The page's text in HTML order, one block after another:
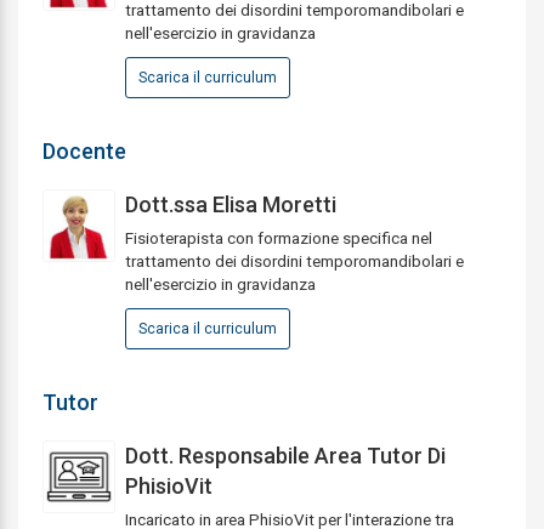
trattamento dei disordini temporomandibolari e
nell'esercizio in gravidanza
Scarica il curriculum
Docente
Dott.ssa Elisa Moretti
Fisioterapista con formazione specifica nel
trattamento dei disordini temporomandibolari e
nell'esercizio in gravidanza
Scarica il curriculum
Tutor
Dott. Responsabile Area Tutor Di
PhisioVit
Incaricato in area PhisioVit per l'interazione tra